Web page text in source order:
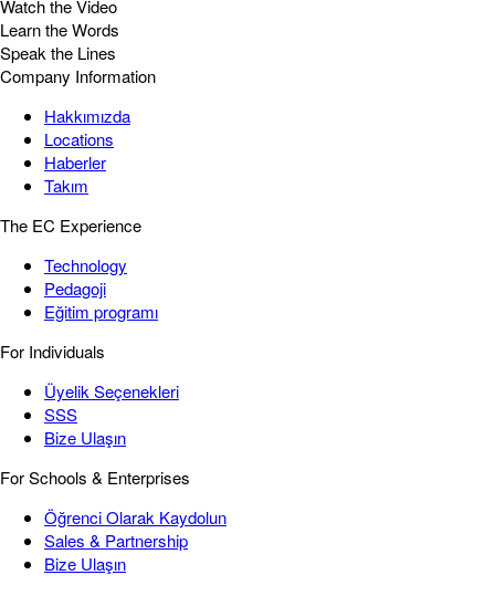
Watch the Video
Learn the Words
Speak the Lines
Company Information
Hakkımızda
Locations
Haberler
Takım
The EC Experience
Technology
Pedagoji
Eğitim programı
For Individuals
Üyelik Seçenekleri
SSS
Bize Ulaşın
For Schools & Enterprises
Öğrenci Olarak Kaydolun
Sales & Partnership
Bize Ulaşın